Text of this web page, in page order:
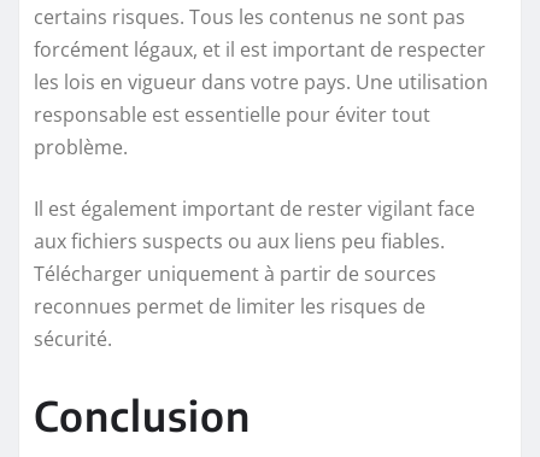
certains risques. Tous les contenus ne sont pas
forcément légaux, et il est important de respecter
les lois en vigueur dans votre pays. Une utilisation
responsable est essentielle pour éviter tout
problème.
Il est également important de rester vigilant face
aux fichiers suspects ou aux liens peu fiables.
Télécharger uniquement à partir de sources
reconnues permet de limiter les risques de
sécurité.
Conclusion